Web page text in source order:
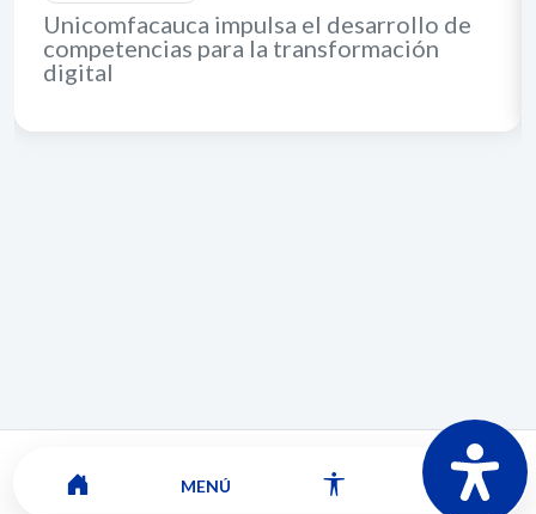
Unicomfacauca impulsa el desarrollo de
competencias para la transformación
digital
MENÚ